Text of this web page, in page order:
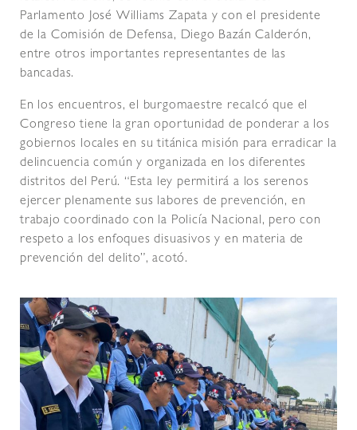
Parlamento José Williams Zapata y con el presidente
de la Comisión de Defensa, Diego Bazán Calderón,
entre otros importantes representantes de las
bancadas.
En los encuentros, el burgomaestre recalcó que el
Congreso tiene la gran oportunidad de ponderar a los
gobiernos locales en su titánica misión para erradicar la
delincuencia común y organizada en los diferentes
distritos del Perú. “Esta ley permitirá a los serenos
ejercer plenamente sus labores de prevención, en
trabajo coordinado con la Policía Nacional, pero con
respeto a los enfoques disuasivos y en materia de
prevención del delito”, acotó.